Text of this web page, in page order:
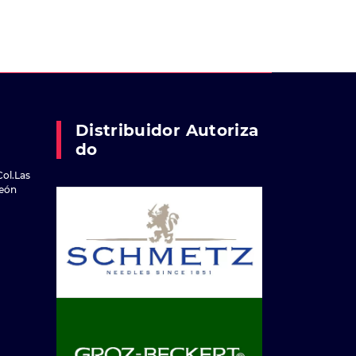
Distribuidor Autoriza
Do